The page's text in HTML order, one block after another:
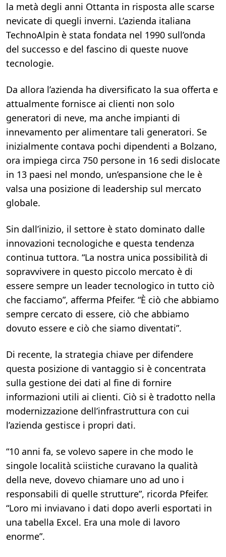
la metà degli anni Ottanta in risposta alle scarse
nevicate di quegli inverni. L’azienda italiana
TechnoAlpin è stata fondata nel 1990 sull’onda
del successo e del fascino di queste nuove
tecnologie.
Da allora l’azienda ha diversificato la sua offerta e
attualmente fornisce ai clienti non solo
generatori di neve, ma anche impianti di
innevamento per alimentare tali generatori. Se
inizialmente contava pochi dipendenti a Bolzano,
ora impiega circa 750 persone in 16 sedi dislocate
in 13 paesi nel mondo, un’espansione che le è
valsa una posizione di leadership sul mercato
globale.
Sin dall’inizio, il settore è stato dominato dalle
innovazioni tecnologiche e questa tendenza
continua tuttora. “La nostra unica possibilità di
sopravvivere in questo piccolo mercato è di
essere sempre un leader tecnologico in tutto ciò
che facciamo”, afferma Pfeifer. “È ciò che abbiamo
sempre cercato di essere, ciò che abbiamo
dovuto essere e ciò che siamo diventati”.
Di recente, la strategia chiave per difendere
questa posizione di vantaggio si è concentrata
sulla gestione dei dati al fine di fornire
informazioni utili ai clienti. Ciò si è tradotto nella
modernizzazione dell’infrastruttura con cui
l’azienda gestisce i propri dati.
“10 anni fa, se volevo sapere in che modo le
singole località sciistiche curavano la qualità
della neve, dovevo chiamare uno ad uno i
responsabili di quelle strutture”, ricorda Pfeifer.
“Loro mi inviavano i dati dopo averli esportati in
una tabella Excel. Era una mole di lavoro
enorme”.